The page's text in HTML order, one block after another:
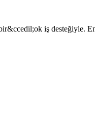
iş desteğiyle.